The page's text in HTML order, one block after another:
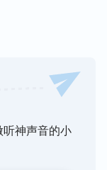
告诉给你们。
世、救赎、毁
现（从未公
来在人间是救
，第一次看见
所以我自己亲
听神声音的小